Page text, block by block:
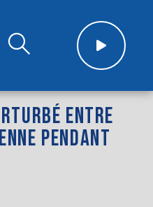
ENTRE
PENDANT